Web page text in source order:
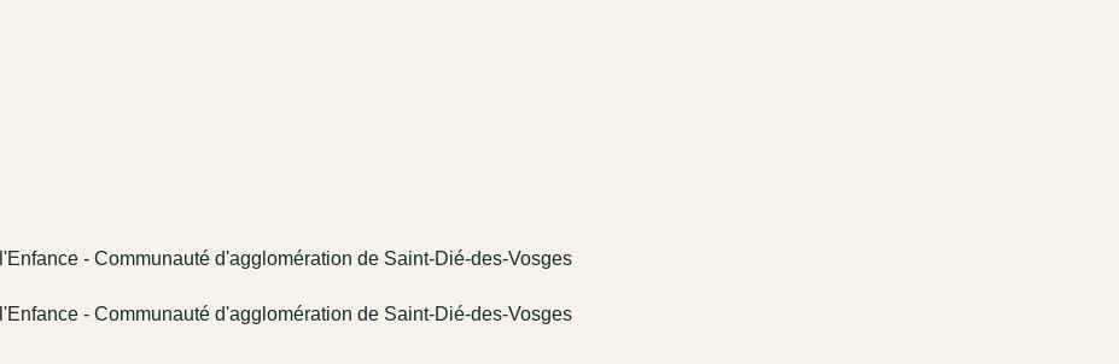
- Communauté d'agglomération de Saint-Dié-des-Vosges
- Communauté d'agglomération de Saint-Dié-des-Vosges